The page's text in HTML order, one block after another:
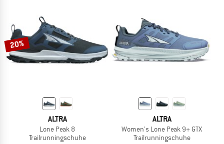
20%
ALTRA
Lone Peak 8
Trailrunningschuhe
ALTRA
Women's Lone Peak 9+ GTX
Trailrunningschuhe